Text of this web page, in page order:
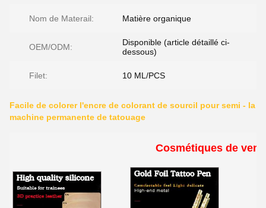
Nom de Materail: Matière organique
OEM/ODM:
Disponible (article détaillé ci-
dessous)
Filet: 10 ML/PCS
Facile de colorer l'encre de colorant de sourcil pour semi - la
machine permanente de tatouage
Cosmétiques de